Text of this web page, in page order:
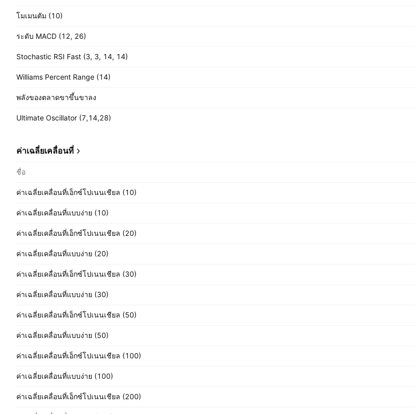
โมเมนตัม (10)
ระดับ MACD (12, 26)
Stochastic RSI Fast (3, 3, 14, 14)
Williams Percent Range (14)
พลังของตลาดขาขึ้นขาลง
Ultimate Oscillator (7,14,28)
ค่าเฉลี่ยเคลื่อนที่
ชื่อ
ค่าเฉลี่ยเคลื่อนที่เอ็กซ์โปเนนเชียล (10)
ค่าเฉลี่ยเคลื่อนที่แบบง่าย (10)
ค่าเฉลี่ยเคลื่อนที่เอ็กซ์โปเนนเชียล (20)
ค่าเฉลี่ยเคลื่อนที่แบบง่าย (20)
ค่าเฉลี่ยเคลื่อนที่เอ็กซ์โปเนนเชียล (30)
ค่าเฉลี่ยเคลื่อนที่แบบง่าย (30)
ค่าเฉลี่ยเคลื่อนที่เอ็กซ์โปเนนเชียล (50)
ค่าเฉลี่ยเคลื่อนที่แบบง่าย (50)
ค่าเฉลี่ยเคลื่อนที่เอ็กซ์โปเนนเชียล (100)
ค่าเฉลี่ยเคลื่อนที่แบบง่าย (100)
ค่าเฉลี่ยเคลื่อนที่เอ็กซ์โปเนนเชียล (200)